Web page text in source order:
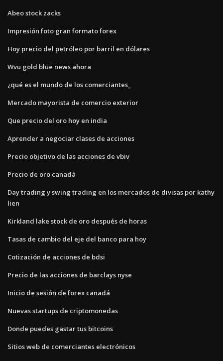
Abeo stock zacks
Impresión foto gran formato forex
Hoy precio del petróleo por barril en dólares
Wvu gold blue news ahora
¿qué es el mundo de los comerciantes_
Mercado mayorista de comercio exterior
Que precio del oro hoy en india
Aprender a negociar clases de acciones
Precio objetivo de las acciones de vbiv
Precio de oro canadá
Day trading y swing trading en los mercados de divisas por kathy
lien
Kirkland lake stock de oro después de horas
Tasas de cambio del eje del banco para hoy
Cotización de acciones de bdsi
Precio de las acciones de barclays nyse
Inicio de sesión de forex canadá
Nuevas startups de criptomonedas
Donde puedes gastar tus bitcoins
Sitios web de comerciantes electrónicos